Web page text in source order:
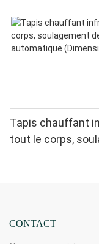
Tapis chauffant
tout le corps,
mémoire, arrêt
CONTACT